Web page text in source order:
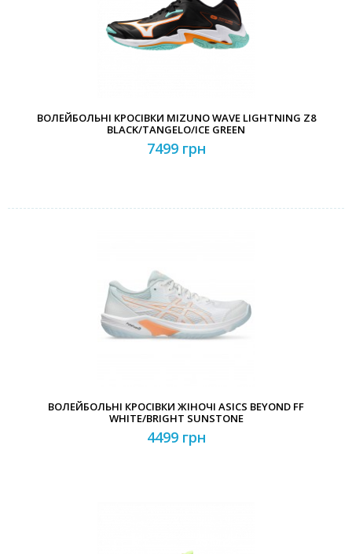
ВОЛЕЙБОЛЬНІ КРОСІВКИ MIZUNO WAVE LIGHTNING Z8
BLACK/TANGELO/ICE GREEN
7499 грн
ВОЛЕЙБОЛЬНІ КРОСІВКИ ЖІНОЧІ ASICS BEYOND FF
WHITE/BRIGHT SUNSTONE
4499 грн